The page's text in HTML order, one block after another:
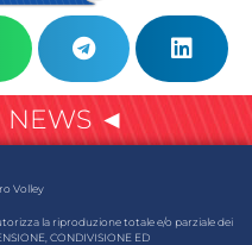
NEWS ◄
Volley
la riproduzione totale e/o parziale dei
CONDIVISIONE ED